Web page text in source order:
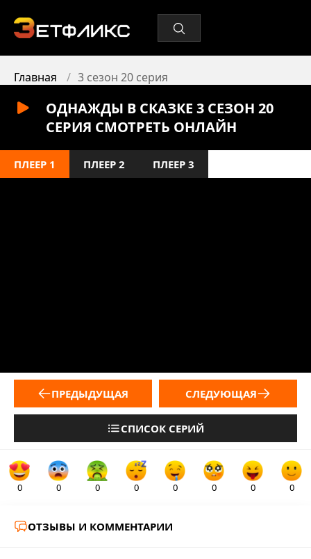
Главная 3 сезон 20 серия
ОДНАЖДЫ В СКАЗКЕ 3 СЕЗОН 20
СЕРИЯ СМОТРЕТЬ ОНЛАЙН
ПЛЕЕР 1 ПЛЕЕР 2 ПЛЕЕР 3
ПРЕДЫДУЩАЯ
СПИСОК СЕРИЙ
СЛЕДУЮЩАЯ
0 0 0 0 0 0 0 0
ОТЗЫВЫ И КОММЕНТАРИИ